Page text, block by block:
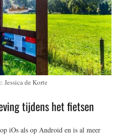
Jessica de Korte
tijdens het fietsen
iOs als op Android en is al meer